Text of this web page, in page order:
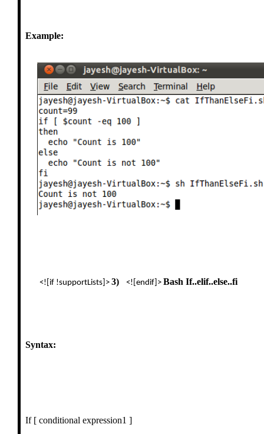
Example:
<![if !supportLists]> 3) <![endif]> Bash If..elif..else..fi
Syntax:
If [ conditional expression1 ]